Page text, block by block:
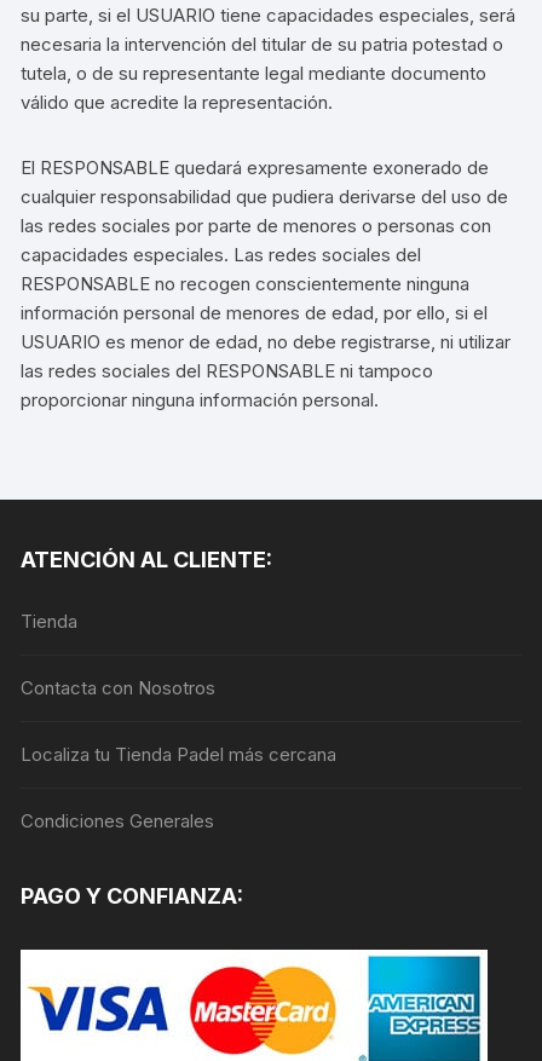
su parte, si el USUARIO tiene capacidades especiales, será
necesaria la intervención del titular de su patria potestad o
tutela, o de su representante legal mediante documento
válido que acredite la representación.
El RESPONSABLE quedará expresamente exonerado de
cualquier responsabilidad que pudiera derivarse del uso de
las redes sociales por parte de menores o personas con
capacidades especiales. Las redes sociales del
RESPONSABLE no recogen conscientemente ninguna
información personal de menores de edad, por ello, si el
USUARIO es menor de edad, no debe registrarse, ni utilizar
las redes sociales del RESPONSABLE ni tampoco
proporcionar ninguna información personal.
ATENCIÓN AL CLIENTE:
Tienda
Contacta con Nosotros
Localiza tu Tienda Padel más cercana
Condiciones Generales
PAGO Y CONFIANZA: